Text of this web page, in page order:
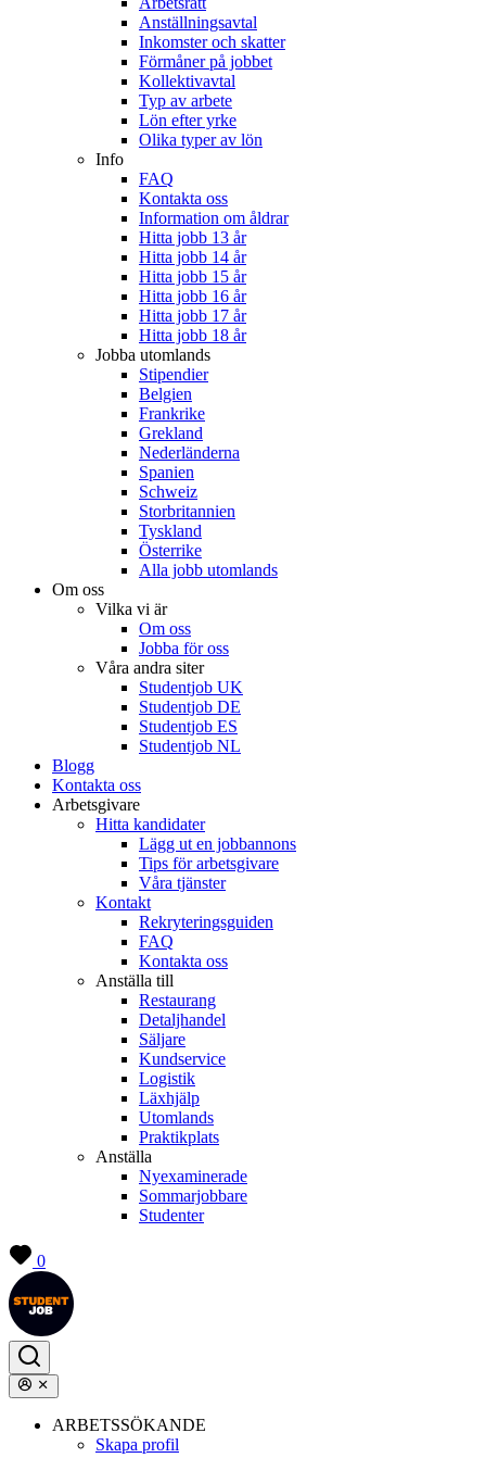
Anställningsavtal
Inkomster och skatter
Förmåner på jobbet
Kollektivavtal
Typ av arbete
Lön efter yrke
Olika typer av lön
Info
FAQ
Kontakta oss
Information om åldrar
Hitta jobb 13 år
Hitta jobb 14 år
Hitta jobb 15 år
Hitta jobb 16 år
Hitta jobb 17 år
Hitta jobb 18 år
Jobba utomlands
Stipendier
Belgien
Frankrike
Grekland
Nederländerna
Spanien
Schweiz
Storbritannien
Tyskland
Österrike
Alla jobb utomlands
Om oss
Vilka vi är
Om oss
Jobba för oss
Våra andra siter
Studentjob UK
Studentjob DE
Studentjob ES
Studentjob NL
Blogg
Kontakta oss
Arbetsgivare
Hitta kandidater
Lägg ut en jobbannons
Tips för arbetsgivare
Våra tjänster
Kontakt
Rekryteringsguiden
FAQ
Kontakta oss
Anställa till
Restaurang
Detaljhandel
Säljare
Kundservice
Logistik
Läxhjälp
Utomlands
Praktikplats
Anställa
Nyexaminerade
Sommarjobbare
Studenter
0
ARBETSSÖKANDE
Skapa profil